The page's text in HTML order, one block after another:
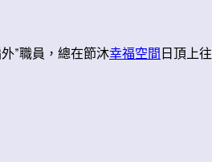
”職員，總在節沐幸福空間日頂上往